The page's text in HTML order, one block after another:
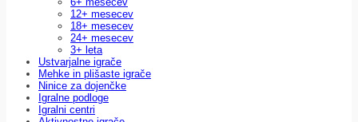
12+ mesecev
18+ mesecev
24+ mesecev
3+ leta
Ustvarjalne igrače
Mehke in plišaste igrače
Ninice za dojenčke
Igralne podloge
Igralni centri